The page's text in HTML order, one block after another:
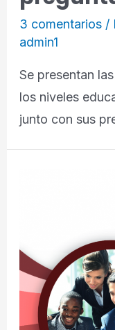
3 comentarios /
admin1
Se presentan
los niveles
junto con sus